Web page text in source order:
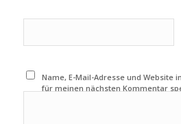
Name, E-Mail-Adresse und Website
für meinen nächsten Kommentar